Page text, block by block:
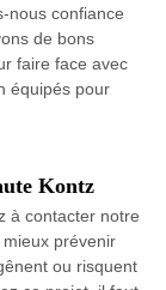
nous confiance
de bons
faire face avec
équipés pour
Kontz
à contacter notre
prévenir
ou risquent